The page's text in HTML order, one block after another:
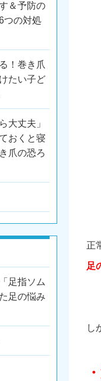
正
足
し
＆予防の
つの対処
！巻き爪
たい子ど
大丈夫」
おくと寝
爪の恐ろ
足指ソム
足の悩み